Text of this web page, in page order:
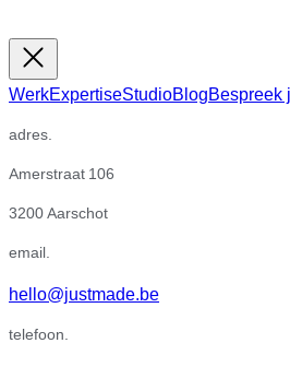
WerkExpertiseStudioBlogBespreek
adres.
Amerstraat 106
3200 Aarschot
email.
hello@justmade.be
telefoon.